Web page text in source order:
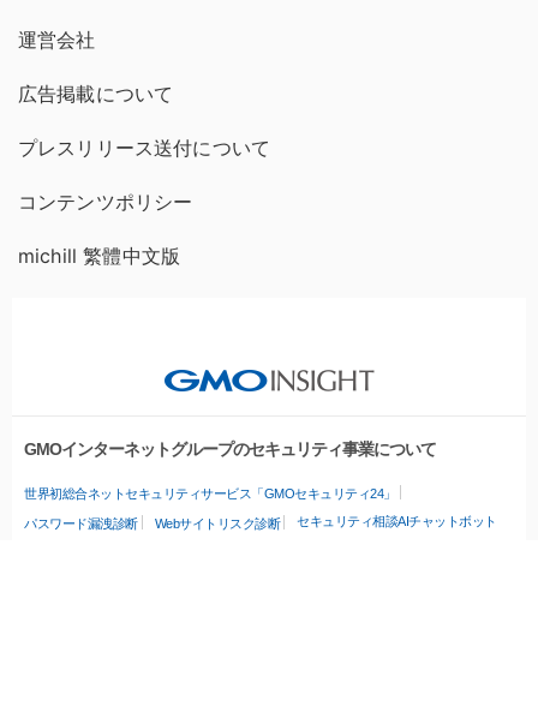
運営会社
広告掲載について
プレスリリース送付について
コンテンツポリシー
michill 繁體中文版
GMOインターネットグループのセキュリティ事業について
世界初総合ネットセキュリティサービス「GMOセキュリティ24」
パスワード漏洩診断 Webサイトリスク診断 セキュリティ相談AIチャットボット